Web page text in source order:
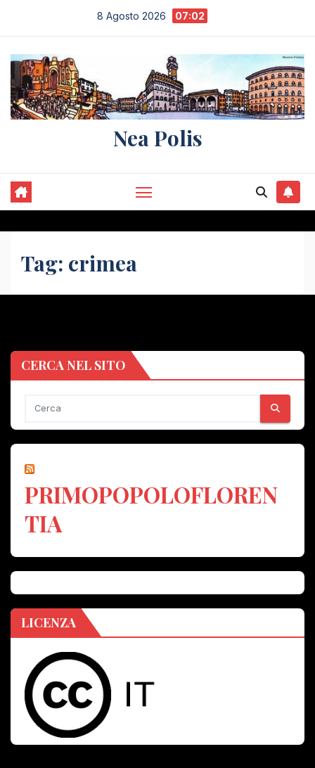
contenuto
8 Agosto 2026 07:02
Nea Polis
Tag: crimea
CERCA NEL SITO
PRIMOPOPOLOFLOREN
TIA
LICENZA